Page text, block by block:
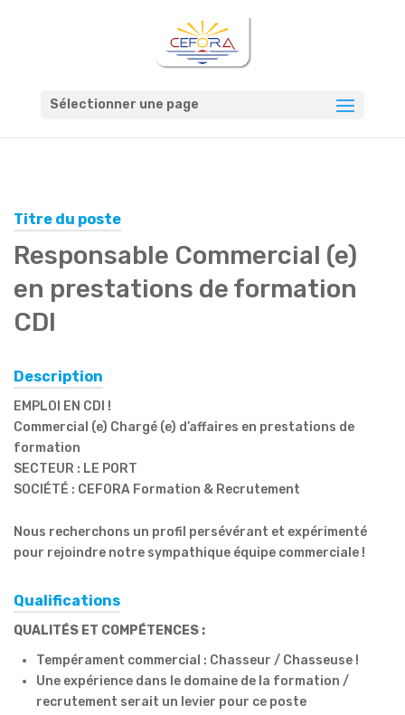
Sélectionner une page
Titre du poste
Responsable Commercial (e)
en prestations de formation
CDI
Description
EMPLOI EN CDI !
Commercial (e) Chargé (e) d’affaires en prestations de
formation
SECTEUR : LE PORT
SOCIÉTÉ : CEFORA Formation & Recrutement
Nous recherchons un profil persévérant et expérimenté
pour rejoindre notre sympathique équipe commerciale !
Qualifications
QUALITÉS ET COMPÉTENCES :
Tempérament commercial : Chasseur / Chasseuse !
Une expérience dans le domaine de la formation /
recrutement serait un levier pour ce poste